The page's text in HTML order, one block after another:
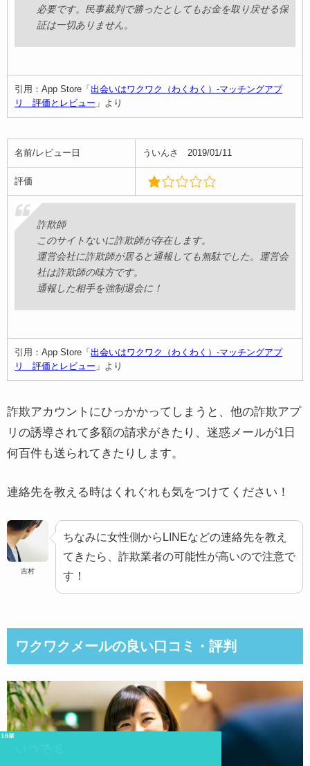
必要です。民事裁判で勝ったとしてもお金を取り戻せる保
証は一切ありません。
引用：App Store「 出会いはワクワク（わくわく）-マッチングアプ
リ 評価とレビュー 」より
名前/レビュー日 ういんさ 2019/01/11
評価
詐欺師
このサイトないに詐欺師が存在します。
運営会社に詐欺師が居ると通報しても無駄でした。運営会
社は詐欺師の味方です。
通報した相手を強制退会に！
引用：App Store「 出会いはワクワク（わくわく）-マッチングアプ
リ 評価とレビュー 」より
詐欺アカウントにひっかかってしまうと、他の詐欺アプ
リの誘導されて多額の請求がきたり、迷惑メールが1日
何百件も送られてきたりします。
連絡先を教える時はくれぐれも気をつけてください！
吉村
ちなみに女性側からLINEなどの連絡先を教え
てきたら、詐欺業者の可能性が高いので注意で
す！
ワクワクメールの良い口コミ・評判